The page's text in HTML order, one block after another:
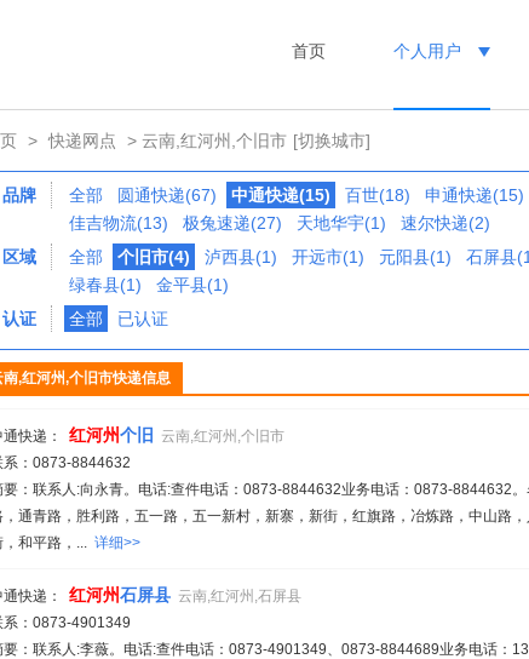
首页 个人用户
> 快递网点 > 云南,红河州,个旧市 [切换城市]
品牌 全部 圆通快递(67) 中通快递(15) 百世(18) 申通快递(15)
佳吉物流(13)
极兔速递(27) 天地华宇(1)
速尔快递(2)
区域
全部 个旧市(4) 泸西县(1) 开远市(1) 元阳县(1) 石屏县
绿春县(1)
金平县(1)
认证
全部 已认证
南,红河州,个旧市快递信息
快递： 红河州个旧
云南,红河州,个旧市
系：0873-8844632
要：联系人:向永青。电话:查件电话：0873-8844632业务电话：0873-8844632。
，通青路，胜利路，五一路，五一新村，新寨，新街，红旗路，冶炼路，中山路
，和平路，... 详细>>
快递： 红河州石屏县 云南,红河州,石屏县
系：0873-4901349
要：联系人:李薇。电话:查件电话：0873-4901349、0873-8844689业务电话：